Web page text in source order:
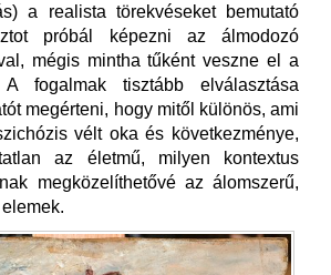
a realista törekvéseket bemutató
próbál képezni az álmodozó
mégis mintha tűként veszne el a
A fogalmak tisztább elválasztása
megérteni, hogy mitől különös, ami
vélt oka és következménye,
az életmű, milyen kontextus
megközelíthetővé az álomszerű,